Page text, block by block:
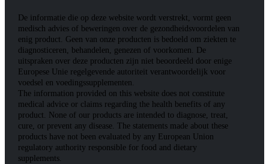
De informatie die op deze website wordt verstrekt, vormt geen
medisch advies of beweringen over de gezondheidsvoordelen van
enig product. Geen van onze producten is bedoeld om ziekten te
diagnosticeren, behandelen, genezen of voorkomen. De
uitspraken over deze producten zijn niet beoordeeld door enige
Europese Unie regelgevende autoriteit verantwoordelijk voor
voedsel en voedingssupplementen.
The information provided on this website does not constitute
medical advice or claims regarding the health benefits of any
product. None of our products are intended to diagnose, treat,
cure, or prevent any disease. The statements made about these
products have not been evaluated by any European Union
regulatory authority responsible for food and dietary
supplements.